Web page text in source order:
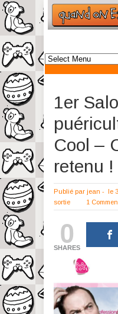
1er
Cool –
retenu !
Publié par jean - le
sortie
1
0
SHARES